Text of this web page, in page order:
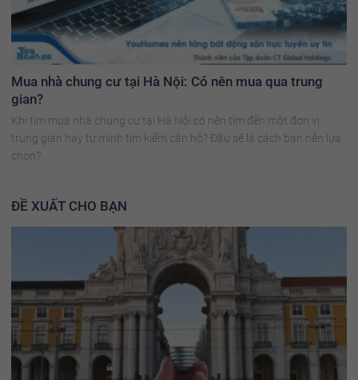
Mua nhà chung cư tại Hà Nội: Có nên mua qua trung
gian?
Khi tìm mua nhà chung cư tại Hà Nội có nên tìm đến một đơn vị
trung gian hay tự mình tìm kiếm căn hộ? Đâu sẽ là cách bạn nên lựa
chon?
ĐỀ XUẤT CHO BẠN